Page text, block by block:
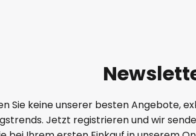
Sie keine unserer besten Angebote,
Jetzt registrieren und wir